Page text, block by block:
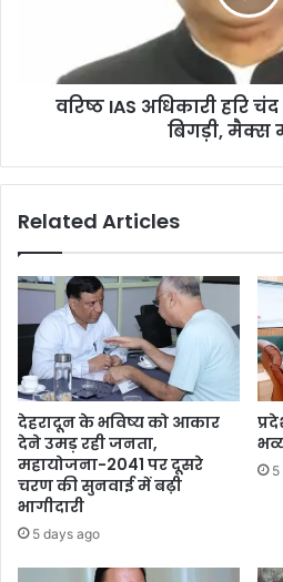
वरिष्ठ IAS अधिकारी हरि
बिगड़ी, मैक्स
Related Articles
देहरादून के भविष्य को आकार
देने उमड़ रही जनता,
महायोजना-2041 पर दूसरे
चरण की सुनवाई में बढ़ी
भागीदारी
5 days ago
5